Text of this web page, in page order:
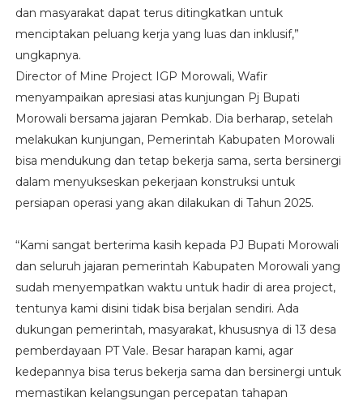
dan masyarakat dapat terus ditingkatkan untuk
menciptakan peluang kerja yang luas dan inklusif,”
ungkapnya.
Director of Mine Project IGP Morowali, Wafir
menyampaikan apresiasi atas kunjungan Pj Bupati
Morowali bersama jajaran Pemkab. Dia berharap, setelah
melakukan kunjungan, Pemerintah Kabupaten Morowali
bisa mendukung dan tetap bekerja sama, serta bersinergi
dalam menyukseskan pekerjaan konstruksi untuk
persiapan operasi yang akan dilakukan di Tahun 2025.
“Kami sangat berterima kasih kepada PJ Bupati Morowali
dan seluruh jajaran pemerintah Kabupaten Morowali yang
sudah menyempatkan waktu untuk hadir di area project,
tentunya kami disini tidak bisa berjalan sendiri. Ada
dukungan pemerintah, masyarakat, khususnya di 13 desa
pemberdayaan PT Vale. Besar harapan kami, agar
kedepannya bisa terus bekerja sama dan bersinergi untuk
memastikan kelangsungan percepatan tahapan